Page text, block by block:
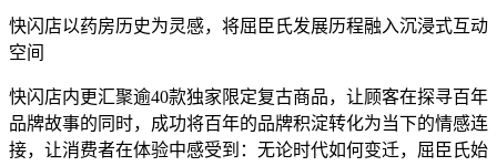
快闪店以药房历史为灵感，将屈臣氏发展历程融入沉浸式互动
空间
快闪店内更汇聚逾40款独家限定复古商品，让顾客在探寻百年
品牌故事的同时，成功将百年的品牌积淀转化为当下的情感连
接，让消费者在体验中感受到：无论时代如何变迁，屈臣氏始